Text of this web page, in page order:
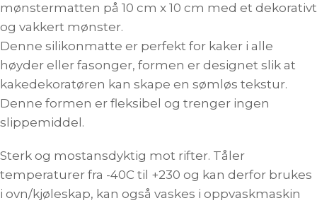
mønstermatten på 10 cm x 10 cm med et dekorativt
og vakkert mønster.
Denne silikonmatte er perfekt for kaker i alle
høyder eller fasonger, formen er designet slik at
kakedekoratøren kan skape en sømløs tekstur.
Denne formen er fleksibel og trenger ingen
slippemiddel.
Sterk og mostansdyktig mot rifter. Tåler
temperaturer fra -40C til +230 og kan derfor brukes
i ovn/kjøleskap, kan også vaskes i oppvaskmaskin